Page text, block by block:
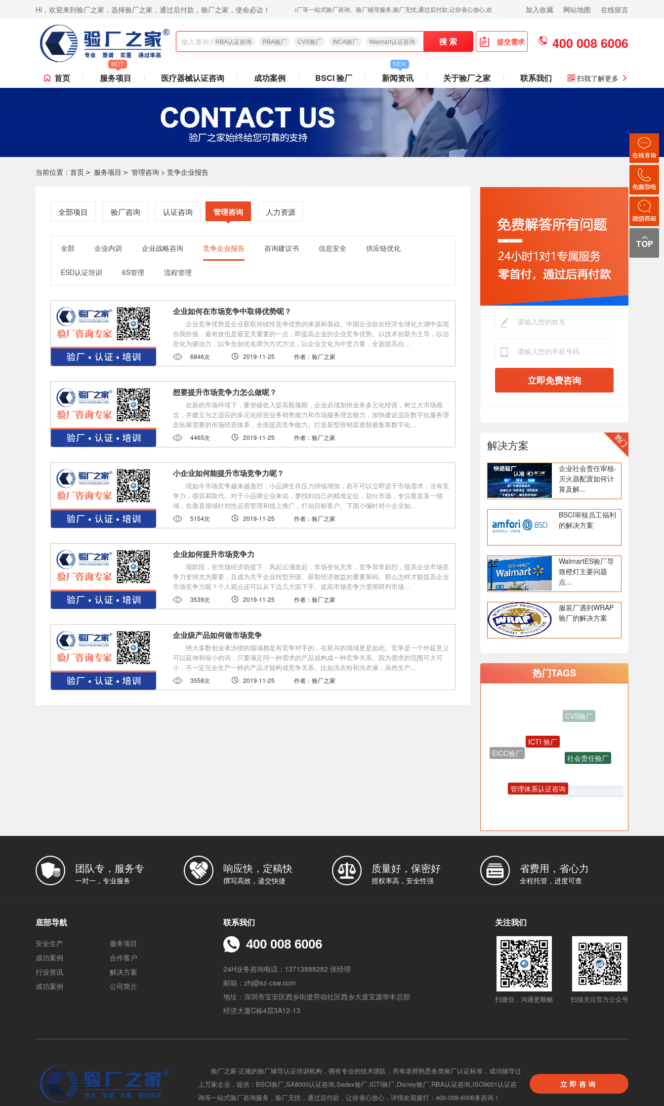
Hi，欢迎来到验厂之家，选择验厂之家，通过后付款，验厂之家，使命必达！
厂,SA8000认证咨询,Sedex验厂,ICTI验厂,Disney验厂,RBA认证咨询,ISO9001认证咨询,苹果验厂,华为验厂等一站式验厂咨询、验厂辅导服务,验厂无忧,通过后付款,让你省心放心,欢迎拨打:400-008-6006！加入收藏 网站地图 在线留言
RBA认证咨询 RBA验厂 CVS验厂 WCA验厂 Walmart认证咨询 搜 索 提交需求 400 008 6006
首页
HOT
服务项目 医疗器械认证咨询 成功案例 BSCI 验厂
NEW
新闻资讯 关于验厂之家 联系我们 扫我了解更多
当前位置： 首页 > 服务项目 > 管理咨询 > 竞争企业报告
全部项目 验厂咨询 认证咨询 管理咨询 人力资源
全部 企业内训 企业战略咨询 竞争企业报告 咨询建议书 信息安全 供应链优化
ESD认证培训 6S管理 流程管理
企业如何在市场竞争中取得优势呢？
企业竞争优势是企业获取持续性竞争优势的来源和基础。中国企业欲在经济全球化大潮中实现
自我价值，最有效也是最至关重要的一点，即提高企业的企业竞争优势。以技术创新为主导，以信
息化为驱动力，以争先创优名牌为方式方法，以企业文化为中坚力量，全面提高自...
6846次 2019-11-25 作者：验厂之家
想要提升市场竞争力怎么做呢？
在新的市场环境下，要突破收入提高瓶颈期，企业必须加快业务多元化经营，树立大市场观
念，并建立与之适应的多元化经营业务销售能力和市场服务理念能力，加快建设适应数字化服务理
念拓展需要的市场经营体系，全面提高竞争能力。打造新型营销渠道朝着集客数字化...
4465次 2019-11-25 作者：验厂之家
小企业如何能提升市场竞争力呢？
现如今市场竞争越来越激烈，小品牌生存压力持续增加，若不可以立即适于市场需求，没有竞
争力，很容易取代。对于小品牌企业来说，要找到自己的精准定位，划分市场，专注垂直某一领
域，在垂直领域针对性运营管理和线上推广，打动目标客户。下面小编针对小企业如...
5154次 2019-11-25 作者：验厂之家
企业如何提升市场竞争力
现阶段，在市场经济前提下，风起云涌迭起，市场变化无常，竞争异常剧烈，提高企业市场竞
争力变得尤为重要，且成为关乎企业转型升级、获取经济效益的重要筹码。那么怎样才能提高企业
市场竞争力呢？个人观点还可以从下边几方面下手。提高市场竞争力需用研判市场...
3539次 2019-11-25 作者：验厂之家
企业级产品如何做市场竞争
绝大多数创业者涉猎的领域都是有竞争对手的，在新兴的领域更是如此。竞争是一个外延意义
可以延伸和缩小的词，只要满足同一种需求的产品就构成一种竞争关系。因为需求的范围可大可
小，不一定完全生产一样的产品才能构成竞争关系。比如洗衣粉和洗衣液，虽然生产...
3558次 2019-11-25 作者：验厂之家
立即免费咨询
解决方案
企业社会责任审核-
灭火器配置如何计
算及解...
BSCI审核员工福利
的解决方案
WalmartES验厂导
致橙灯主要问题
点...
服装厂遇到WRAP
验厂的解决方案
热门TAGS
EICC验厂
OHSAS18001认证咨询
团队专，服务专
一对一，专业服务
响应快，定稿快
撰写高效，递交快捷
质量好，保密好
授权率高，安全性强
省费用，省心力
全程托管，进度可查
底部导航
安全生产
服务项目
成功案例
合作客户
行业资讯
解决方案
成功案例
公司简介
联系我们
400 008 6006
24H业务咨询电话：13713888282 张经理
邮箱：zhj@sz-csw.com
地址：深圳市宝安区西乡街道劳动社区西乡大道宝源华丰总部
经济大厦C栋4层3A12-13
关注我们
扫微信，沟通更顺畅 扫描关注官方公众号
立即咨询
验厂之家-正规的验厂辅导认证培训机构，拥有专业的技术团队，所有老师熟悉各类验厂认证标准，成功辅导过
上万家企业，提供：BSCI验厂,SA8000认证咨询,Sedex验厂,ICTI验厂,Disney验厂,RBA认证咨询,ISO9001认证咨
询等一站式验厂咨询服务，验厂无忧，通过后付款，让你省心放心，详情欢迎拨打：400-008-6006来咨询！